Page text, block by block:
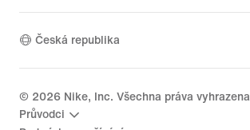
Česká republika
© 2026 Nike, Inc. Všechna práva vyhrazena
Průvodci